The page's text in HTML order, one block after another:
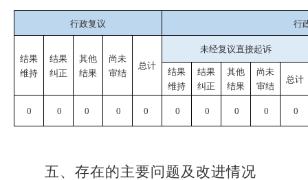
行政复议 行
结果
维持
结果
纠正
其他
结果
尚未
审结
总计
未经复议直接起诉
结果
维持
结果
纠正
其他
结果
尚未
审结
总计
0 0 0 0 0 0 0 0 0 0
五、存在的主要问题及改进情况